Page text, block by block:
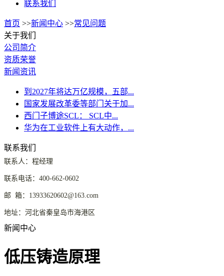
联系我们
首页 >>新闻中心 >>常见问题
关于我们
公司简介
资质荣誉
新闻资讯
到2027年将达万亿规模，五部...
国家发展改革委等部门关于加...
西门子博途SCL： SCL中...
华为在工业软件上有大动作，...
联系我们
联系人：程经理
联系电话：400-662-0602
邮 箱：13933620602@163.com
地址：河北省秦皇岛市海港区
新闻中心
低压铸造原理